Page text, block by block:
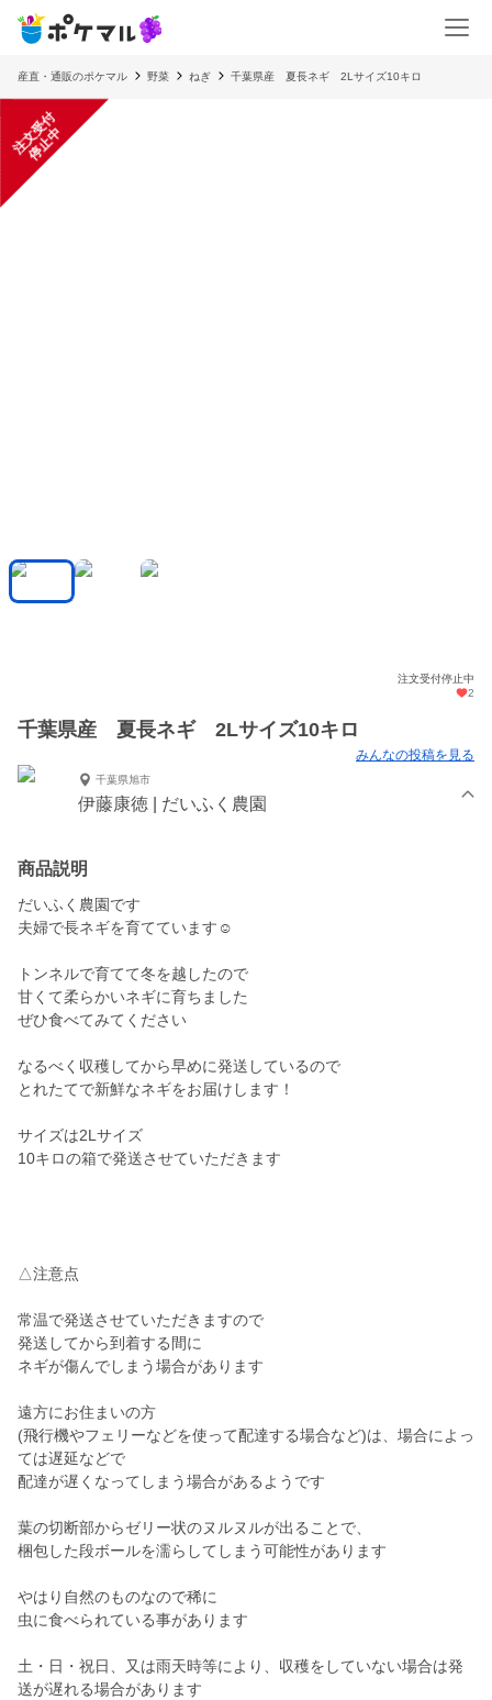
産直・通販のポケマル 野菜 ねぎ 千葉県産 夏長ネギ 2Lサイズ10キロ
注
文
受
付
停
止
中
注文受付停止中
2
千葉県産 夏長ネギ 2Lサイズ10キロ
みんなの投稿を見る
千葉県旭市
伊藤康徳 | だいふく農園
商品説明
だいふく農園です
夫婦で長ネギを育てています☺︎
トンネルで育てて冬を越したので
甘くて柔らかいネギに育ちました
ぜひ食べてみてください
なるべく収穫してから早めに発送しているので
とれたてで新鮮なネギをお届けします！
サイズは2Lサイズ
10キロの箱で発送させていただきます
△注意点
常温で発送させていただきますので
発送してから到着する間に
ネギが傷んでしまう場合があります
遠方にお住まいの方
(飛行機やフェリーなどを使って配達する場合など)は、場合によっ
ては遅延などで
配達が遅くなってしまう場合があるようです
葉の切断部からゼリー状のヌルヌルが出ることで、
梱包した段ボールを濡らしてしまう可能性があります
やはり自然のものなので稀に
虫に食べられている事があります
土・日・祝日、又は雨天時等により、収穫をしていない場合は発
送が遅れる場合があります